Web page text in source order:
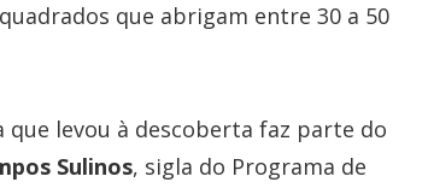
que abrigam entre 30 a 50
que levou à descoberta faz parte do
Sulinos, sigla do Programa de